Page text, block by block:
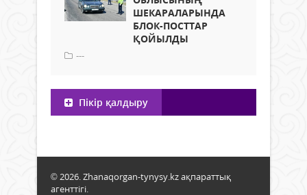
ШЕКАРАЛАРЫНДА
БЛОК-ПОСТТАР
ҚОЙЫЛДЫ
---
Пікір қалдыру
© 2026. Zhanaqorgan-tynysy.kz ақпараттық
агенттігі.